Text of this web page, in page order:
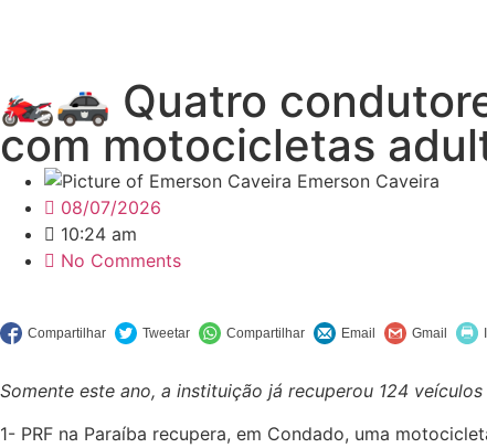
🏍️🚓 Quatro
com motocicletas
Emerson Caveira
08/07/2026
10:24 am
No Comments
Somente este ano, a instituição já recuperou 124
1- PRF na Paraíba recupera, em Condado, uma